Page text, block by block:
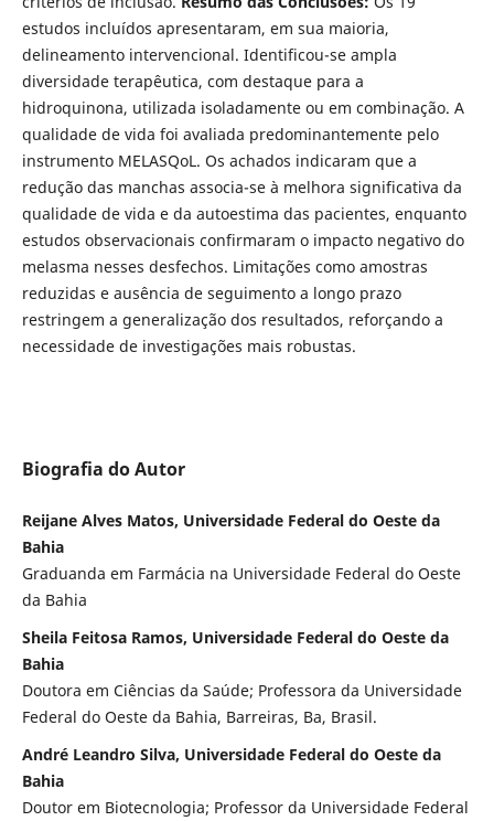
estudos incluídos apresentaram, em sua maioria,
delineamento intervencional. Identificou-se ampla
diversidade terapêutica, com destaque para a
hidroquinona, utilizada isoladamente ou em combinação. A
qualidade de vida foi avaliada predominantemente pelo
instrumento MELASQoL. Os achados indicaram que a
redução das manchas associa-se à melhora significativa da
qualidade de vida e da autoestima das pacientes, enquanto
estudos observacionais confirmaram o impacto negativo do
melasma nesses desfechos. Limitações como amostras
reduzidas e ausência de seguimento a longo prazo
restringem a generalização dos resultados, reforçando a
necessidade de investigações mais robustas.
Biografia do Autor
Reijane Alves Matos, Universidade Federal do Oeste da
Bahia
Graduanda em Farmácia na Universidade Federal do Oeste
da Bahia
Sheila Feitosa Ramos, Universidade Federal do Oeste da
Bahia
Doutora em Ciências da Saúde; Professora da Universidade
Federal do Oeste da Bahia, Barreiras, Ba, Brasil.
André Leandro Silva, Universidade Federal do Oeste da
Bahia
Doutor em Biotecnologia; Professor da Universidade Federal